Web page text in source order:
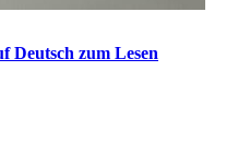
Deutsch zum Lesen